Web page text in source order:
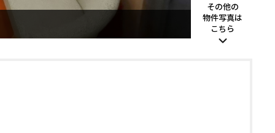
その他の
物件写真は
こちら